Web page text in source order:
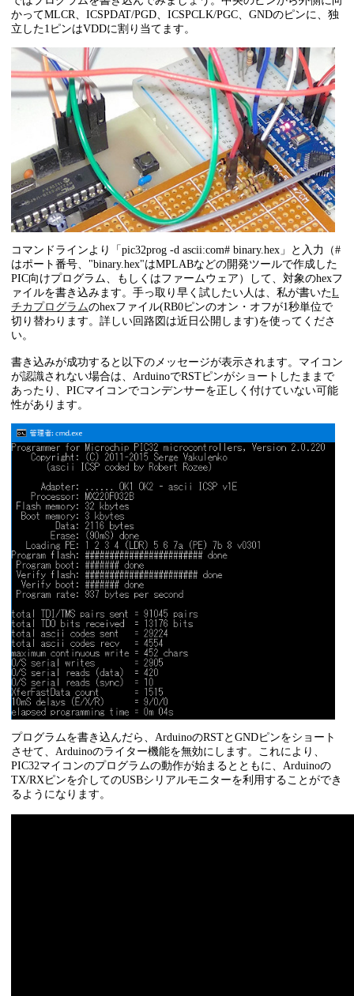
かってMLCR、ICSPDAT/PGD、ICSPCLK/PGC、GNDのピンに、独
立した1ピンはVDDに割り当てます。
コマンドラインより「pic32prog -d ascii:com# binary.hex」と入力（#
はポート番号、"binary.hex"はMPLABなどの開発ツールで作成した
PIC向けプログラム、もしくはファームウェア）して、対象のhexフ
ァイルを書き込みます。手っ取り早く試したい人は、私が書いたL
チカプログラムのhexファイル(RB0ピンのオン・オフが1秒単位で
切り替わります。詳しい回路図は近日公開します)を使ってくださ
い。
書き込みが成功すると以下のメッセージが表示されます。マイコン
が認識されない場合は、ArduinoでRSTピンがショートしたままで
あったり、PICマイコンでコンデンサーを正しく付けていない可能
性があります。
プログラムを書き込んだら、ArduinoのRSTとGNDピンをショート
させて、Arduinoのライター機能を無効にします。これにより、
PIC32マイコンのプログラムの動作が始まるとともに、Arduinoの
TX/RXピンを介してのUSBシリアルモニターを利用することができ
るようになります。